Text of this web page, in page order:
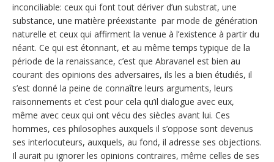
inconciliable: ceux qui font tout dériver d’un substrat, une
substance, une matière préexistante par mode de génération
naturelle et ceux qui affirment la venue à l’existence à partir du
néant. Ce qui est étonnant, et au même temps typique de la
période de la renaissance, c’est que Abravanel est bien au
courant des opinions des adversaires, ils les a bien étudiés, il
s’est donné la peine de connaître leurs arguments, leurs
raisonnements et c’est pour cela qu’il dialogue avec eux,
même avec ceux qui ont vécu des siècles avant lui. Ces
hommes, ces philosophes auxquels il s’oppose sont devenus
ses interlocuteurs, auxquels, au fond, il adresse ses objections.
Il aurait pu ignorer les opinions contraires, même celles de ses